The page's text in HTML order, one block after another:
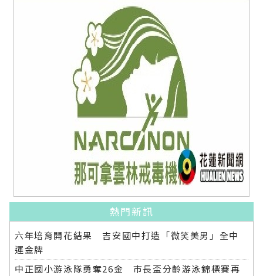
熱門新訊
六年培育開花結果 吉安國中打造「微笑美男」全中
運金牌
中正國小游泳隊勇奪26金 市長盃分齡游泳錦標賽再